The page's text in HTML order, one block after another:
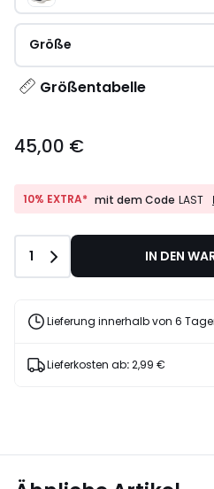
Größe
Größentabelle
€.
45,00 €
10% EXTRA* mit dem Code LAST
Anzahl
1 IN DEN
Lieferung innerhalb von 6
Lieferkosten ab:2,99 €